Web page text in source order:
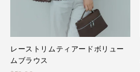
レーストリムティアードボリュー
ムブラウス